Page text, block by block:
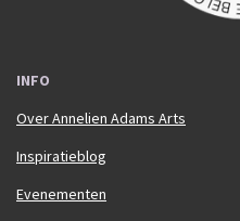
INFO
Over Annelien Adams Arts
Inspiratieblog
Evenementen